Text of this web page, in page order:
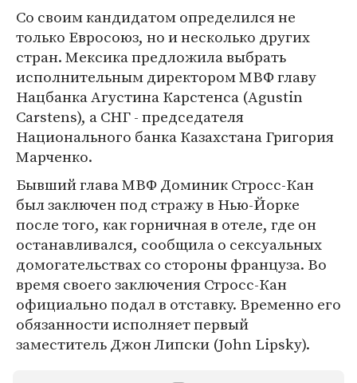
Со своим кандидатом определился не
только Евросоюз, но и несколько других
стран. Мексика предложила выбрать
исполнительным директором МВФ главу
Нацбанка Агустина Карстенса (Agustin
Carstens), а СНГ - председателя
Национального банка Казахстана Григория
Марченко.
Бывший глава МВФ Доминик Стросс-Кан
был заключен под стражу в Нью-Йорке
после того, как горничная в отеле, где он
останавливался, сообщила о сексуальных
домогательствах со стороны француза. Во
время своего заключения Стросс-Кан
официально подал в отставку. Временно его
обязанности исполняет первый
заместитель Джон Липски (John Lipsky).